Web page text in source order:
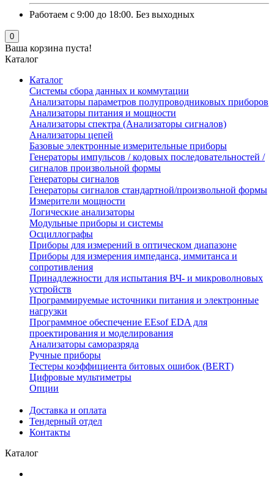
Работаем с 9:00 до 18:00. Без выходных
0
Ваша корзина пуста!
Каталог
Каталог
Cистемы сбора данных и коммутации
Анализаторы параметров полупроводниковых приборов
Анализаторы питания и мощности
Анализаторы спектра (Анализаторы сигналов)
Анализаторы цепей
Базовые электронные измерительные приборы
Генераторы импульсов / кодовых последовательностей /
сигналов произвольной формы
Генераторы сигналов
Генераторы сигналов стандартной/произвольной формы
Измерители мощности
Логические анализаторы
Модульные приборы и системы
Осциллографы
Приборы для измерений в оптическом диапазоне
Приборы для измерения импеданса, иммитанса и
сопротивления
Принадлежности для испытания ВЧ- и микроволновых
устройств
Программируемые источники питания и электронные
нагрузки
Программное обеспечение EEsof EDA для
проектирования и моделирования
Анализаторы саморазряда
Ручные приборы
Тестеры коэффициента битовых ошибок (BERT)
Цифровые мультиметры
Опции
Доставка и оплата
Тендерный отдел
Контакты
Каталог